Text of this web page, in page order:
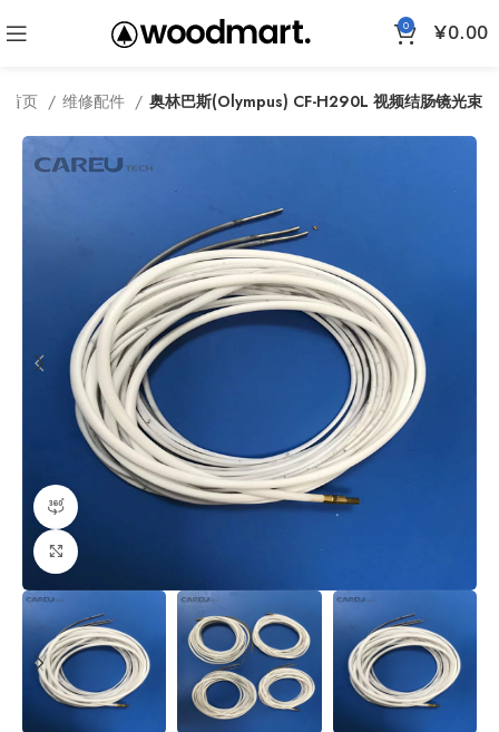
0 ¥0.00
首页 维修配件 奥林巴斯(Olympus) CF-H290L 视频结肠镜光束
360产品视图